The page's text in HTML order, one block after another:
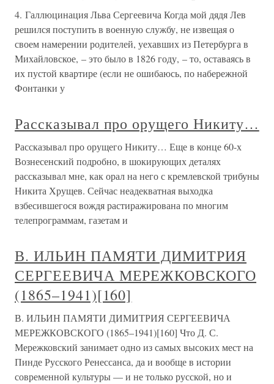
4. Галлюцинация Льва Сергеевича Когда мой дядя Лев
решился поступить в военную службу, не извещая о
своем намерении родителей, уехавших из Петербурга в
Михайловское, – это было в 1826 году, – то, оставаясь в
их пустой квартире (если не ошибаюсь, по набережной
Фонтанки у
Рассказывал про орущего Никиту…
Рассказывал про орущего Никиту… Еще в конце 60-х
Вознесенский подробно, в шокирующих деталях
рассказывал мне, как орал на него с кремлевской трибуны
Никита Хрущев. Сейчас неадекватная выходка
взбесившегося вождя растиражирована по многим
телепрограммам, газетам и
В. ИЛЬИН ПАМЯТИ ДИМИТРИЯ
СЕРГЕЕВИЧА МЕРЕЖКОВСКОГО
(1865–1941)[160]
В. ИЛЬИН ПАМЯТИ ДИМИТРИЯ СЕРГЕЕВИЧА
МЕРЕЖКОВСКОГО (1865–1941)[160] Что Д. С.
Мережковский занимает одно из самых высоких мест на
Пинде Русского Ренессанса, да и вообще в истории
современной культуры — и не только русской, но и